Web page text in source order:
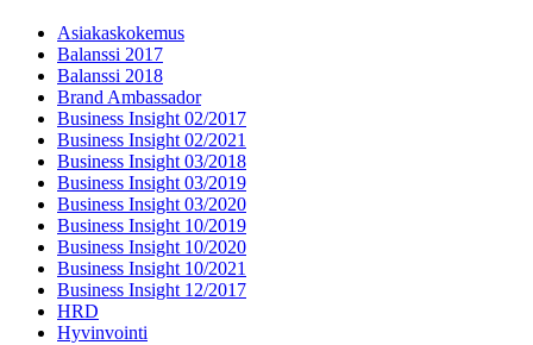
Asiakaskokemus
Balanssi 2017
Balanssi 2018
Brand Ambassador
Business Insight 02/2017
Business Insight 02/2021
Business Insight 03/2018
Business Insight 03/2019
Business Insight 03/2020
Business Insight 10/2019
Business Insight 10/2020
Business Insight 10/2021
Business Insight 12/2017
HRD
Hyvinvointi